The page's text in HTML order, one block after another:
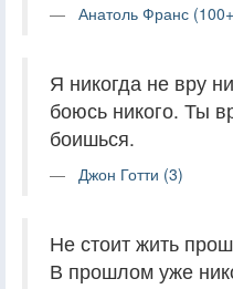
Анатоль Франс
Я никогда не вру
боюсь никого. Ты
боишься.
Джон Готти (3)
Не стоит жить
В прошлом уже